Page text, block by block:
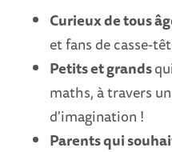
Curieux de tous
et fans de casse-
Petits et grands
maths, à travers
d'imagination !
Parents qui